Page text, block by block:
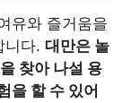
유와 즐거움을
니다. 대만은 놀
찾아 나설 용
을 할 수 있어